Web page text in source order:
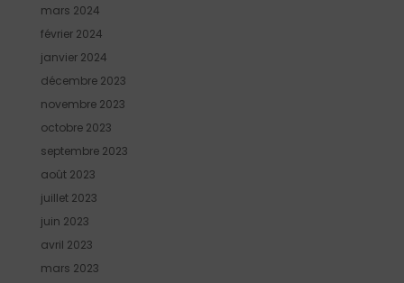
mars 2024
février 2024
janvier 2024
décembre 2023
novembre 2023
octobre 2023
septembre 2023
août 2023
juillet 2023
juin 2023
avril 2023
mars 2023